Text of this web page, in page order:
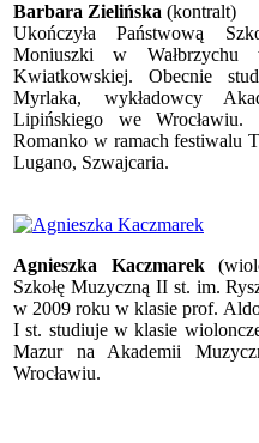
Barbara Zielińska (kontralt)
Ukończyła Państwową
Moniuszki w
Kwiatkowskiej. Obecnie
Myrlaka, wykładowcy
Lipińskiego we Wrocławiu.
Romanko w ramach festiwalu
Lugano, Szwajcaria.
Agnieszka Kaczmarek
Szkołę Muzyczną II st. im.
w 2009 roku w klasie prof.
I st. studiuje w klasie
Mazur na Akademii
Wrocławiu.